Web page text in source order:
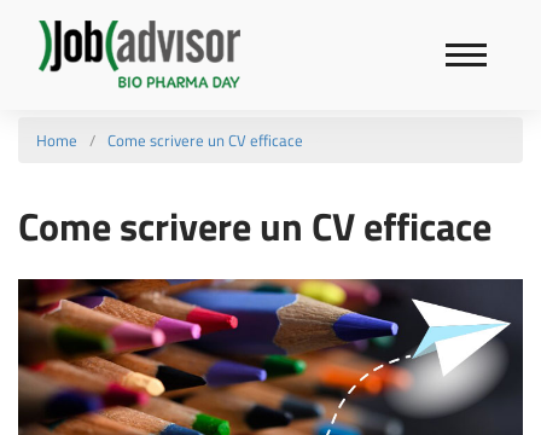
Home Come scrivere un CV efficace
Come scrivere un CV efficace